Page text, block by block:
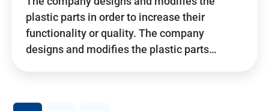
plastic parts in order to increase their
functionality or quality. The company
designs and modifies the plastic parts…